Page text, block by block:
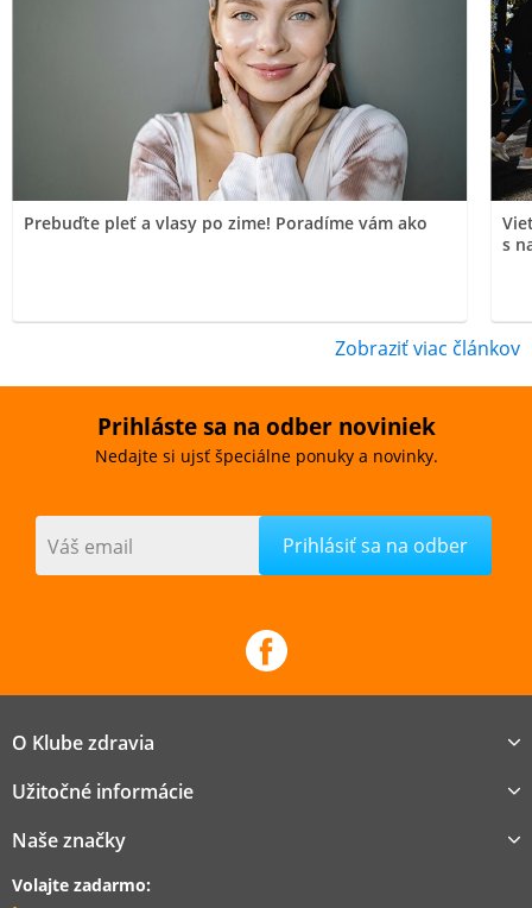
Prebuďte pleť a vlasy po zime! Poradíme vám ako
s
Zobraziť viac článkov
Prihláste sa na odber noviniek
Nedajte si ujsť špeciálne ponuky a novinky.
Váš email
O Klube zdravia
Užitočné informácie
Naše značky
Volajte zadarmo: